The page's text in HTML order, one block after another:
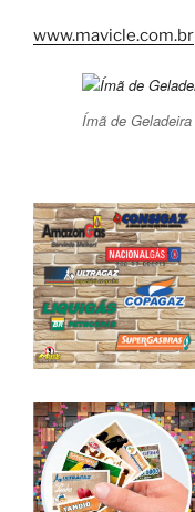
www.mavicle.com.br
Ímã de Geladeira